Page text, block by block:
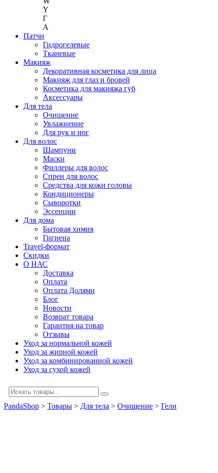
Y
Г
A
Патчи
Гидрогелевые
Тканевые
Макияж
Декоративная косметика для лица
Макияж для глаз и бровей
Косметика для макияжа губ
Аксессуары
Для тела
Очищение
Увлажнение
Для рук и ног
Для волос
Шампуни
Маски
Филлеры для волос
Спреи для волос
Средства для кожи головы
Кондиционеры
Сыворотки
Эссенции
Для дома
Бытовая химия
Гигиена
Travel-формат
Скидки
О НАС
Доставка
Оплата
Оплата Долями
Блог
Новости
Возврат товара
Гарантия на товар
Отзывы
Уход за нормальной кожей
Уход за жирной кожей
Уход за комбинированной кожей
Уход за сухой кожей
PandaShop > Товары > Для тела > Очищение > Гели